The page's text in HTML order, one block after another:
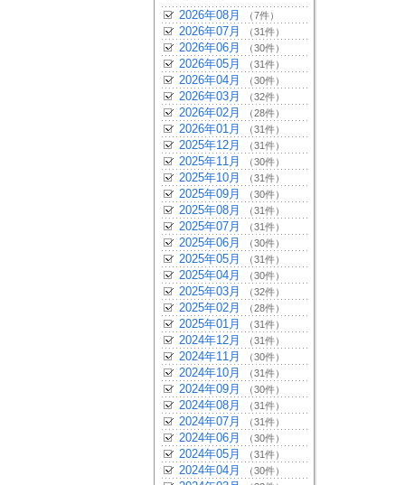
2026年08月 （7件）
2026年07月 （31件）
2026年06月 （30件）
2026年05月 （31件）
2026年04月 （30件）
2026年03月 （32件）
2026年02月 （28件）
2026年01月 （31件）
2025年12月 （31件）
2025年11月 （30件）
2025年10月 （31件）
2025年09月 （30件）
2025年08月 （31件）
2025年07月 （31件）
2025年06月 （30件）
2025年05月 （31件）
2025年04月 （30件）
2025年03月 （32件）
2025年02月 （28件）
2025年01月 （31件）
2024年12月 （31件）
2024年11月 （30件）
2024年10月 （31件）
2024年09月 （30件）
2024年08月 （31件）
2024年07月 （31件）
2024年06月 （30件）
2024年05月 （31件）
2024年04月 （30件）